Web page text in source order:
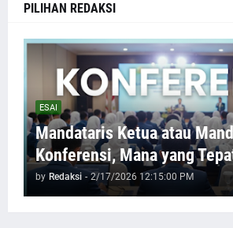
PILIHAN REDAKSI
ESAI
Mandataris Ketua atau
Konferensi, Mana yang
by Redaksi - 2/17/2026 12:15:00 PM